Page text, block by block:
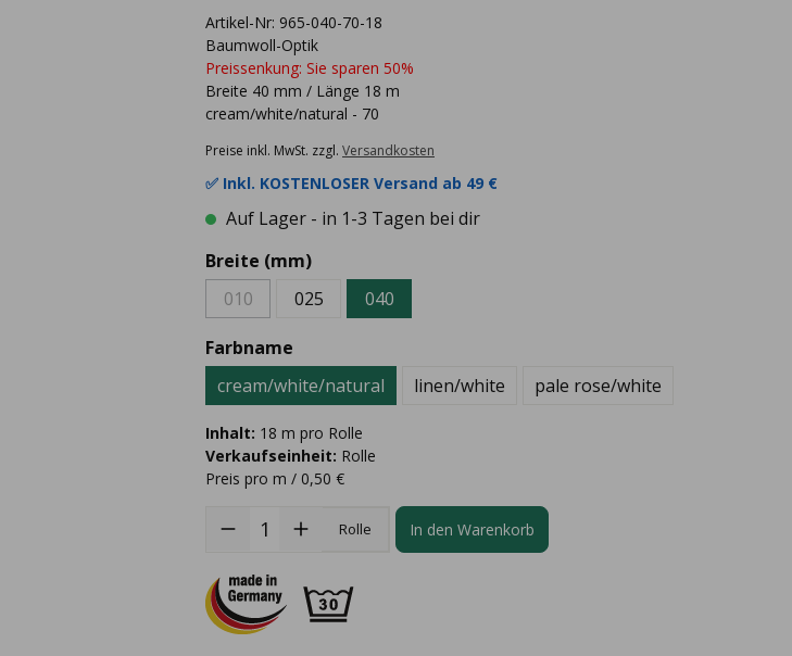
Artikel-Nr: 965-040-70-18
Baumwoll-Optik
Preissenkung: Sie sparen 50%
Breite 40 mm / Länge 18 m
cream/white/natural - 70
Preise inkl. MwSt. zzgl. Versandkosten
✅ Inkl. KOSTENLOSER Versand ab 49 €
Auf Lager - in 1-3 Tagen bei dir
Breite (mm)
010
025 040
Farbname
cream/white/natural
linen/white pale rose/white
Inhalt: 18 m pro Rolle
Verkaufseinheit: Rolle
Preis pro m / 0,50 €
Rolle In den Warenkorb